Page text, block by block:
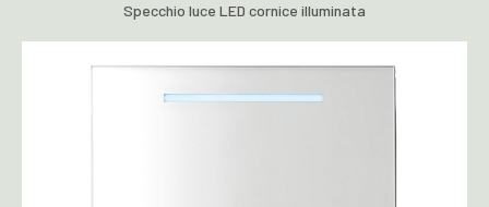
Specchio luce LED cornice illuminata